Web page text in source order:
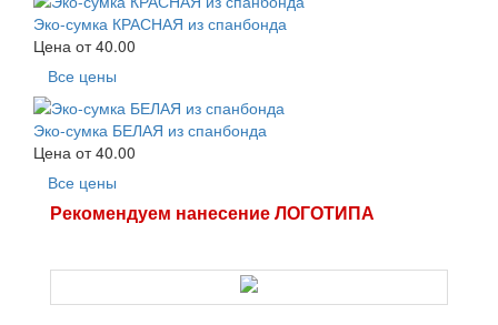
Эко-сумка КРАСНАЯ из спанбонда
Цена от40.00
Все цены
Эко-сумка БЕЛАЯ из спанбонда
Цена от40.00
Все цены
Рекомендуем нанесение ЛОГОТИПА